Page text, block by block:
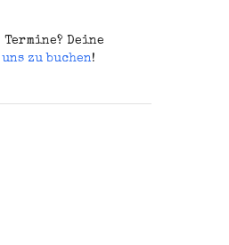
Termine? Deine
uns zu buchen!